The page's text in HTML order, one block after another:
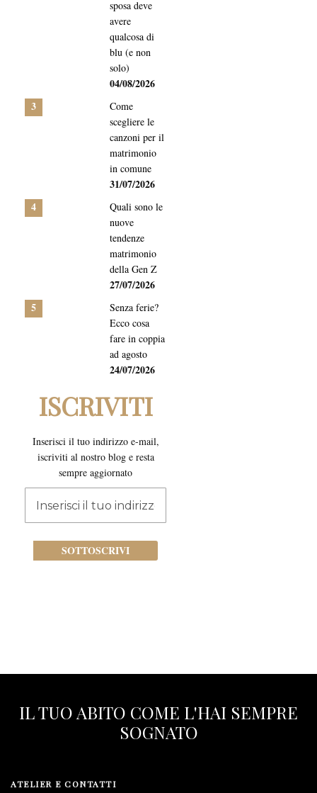
sposa deve
avere
qualcosa di
blu (e non
solo)
04/08/2026
Come
scegliere le
canzoni per il
matrimonio
in comune
31/07/2026
3
Quali sono le
nuove
tendenze
matrimonio
della Gen Z
27/07/2026
4
Senza ferie?
Ecco cosa
fare in coppia
ad agosto
24/07/2026
5
ISCRIVITI
Inserisci il tuo indirizzo e-mail,
iscriviti al nostro blog e resta
sempre aggiornato
alla
nostra
newsletter:
SOTTOSCRIVI
IL TUO ABITO COME L'HAI SEMPRE
SOGNATO
ATELIER E CONTATTI